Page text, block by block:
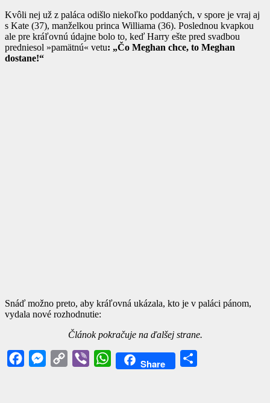
Kvôli nej už z paláca odišlo niekoľko poddaných, v spore je vraj aj
s Kate (37), manželkou princa Williama (36). Poslednou kvapkou
ale pre kráľovnú údajne bolo to, keď Harry ešte pred svadbou
predniesol »pamätnú« vetu: „Čo Meghan chce, to Meghan
dostane!“
Snáď možno preto, aby kráľovná ukázala, kto je v paláci pánom,
vydala nové rozhodnutie:
Článok pokračuje na ďalšej strane.
FacebookMessenger
Copy
Viber WhatsAppShare